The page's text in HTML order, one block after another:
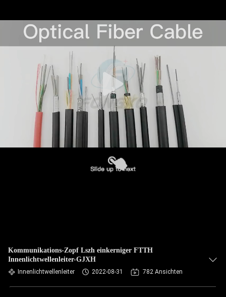
Kommunikations-Zopf Lszh einkerniger FTTH
Innenlichtwellenleiter-GJXH
Innenlichtwellenleiter 2022-08-31 782 Ansichten